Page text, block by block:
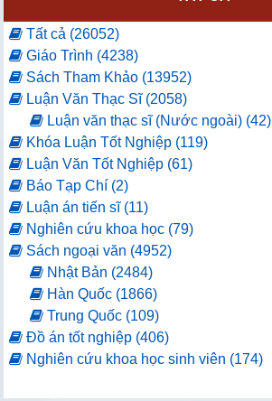
Tất cả (26052)
Giáo Trình (4238)
Sách Tham Khảo (13952)
Luận Văn Thạc Sĩ (2058)
Luận văn thạc sĩ (Nước ngoài) (42)
Khóa Luận Tốt Nghiệp (119)
Luận Văn Tốt Nghiệp (61)
Báo Tạp Chí (2)
Luận án tiến sĩ (11)
Nghiên cứu khoa học (79)
Sách ngoại văn (4952)
Nhật Bản (2484)
Hàn Quốc (1866)
Trung Quốc (109)
Đồ án tốt nghiệp (406)
Nghiên cứu khoa học sinh viên (174)